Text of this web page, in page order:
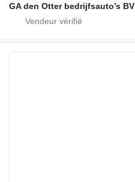
GA den Otter bedrijfsauto’s BV